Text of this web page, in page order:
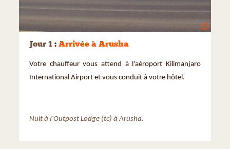
©
Jour 1 : Arrivée à Arusha
Votre chauffeur vous attend à l'aéroport Kilimanjaro
International Airport et vous conduit à votre hôtel.
Nuit à I'Outpost Lodge (tc) à Arusha.